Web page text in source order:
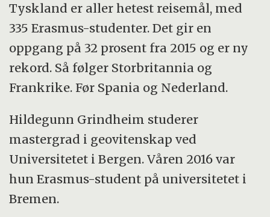
Hele 35.000 norske studenter har reist ut
i Europa med Erasmus-stipend siden
Norge kom med i det europeiske
utdanningssamarbeidet for 25 år siden
Det europeiske utdanningssamarbeidet
startet i 1987, og i år markeres 30-
årsjubileet over hele Europa. Erasmus+,
som er navnet på dagens europeiske
samarbeidsprogram, dekker hele
Tyskland er aller hetest reisemål, med
335 Erasmus-studenter. Det gir en
oppgang på 32 prosent fra 2015 og er ny
rekord. Så følger Storbritannia og
Frankrike. Før Spania og Nederland.
Hildegunn Grindheim studerer
mastergrad i geovitenskap ved
Universitetet i Bergen. Våren 2016 var
hun Erasmus-student på universitetet i
Bremen.